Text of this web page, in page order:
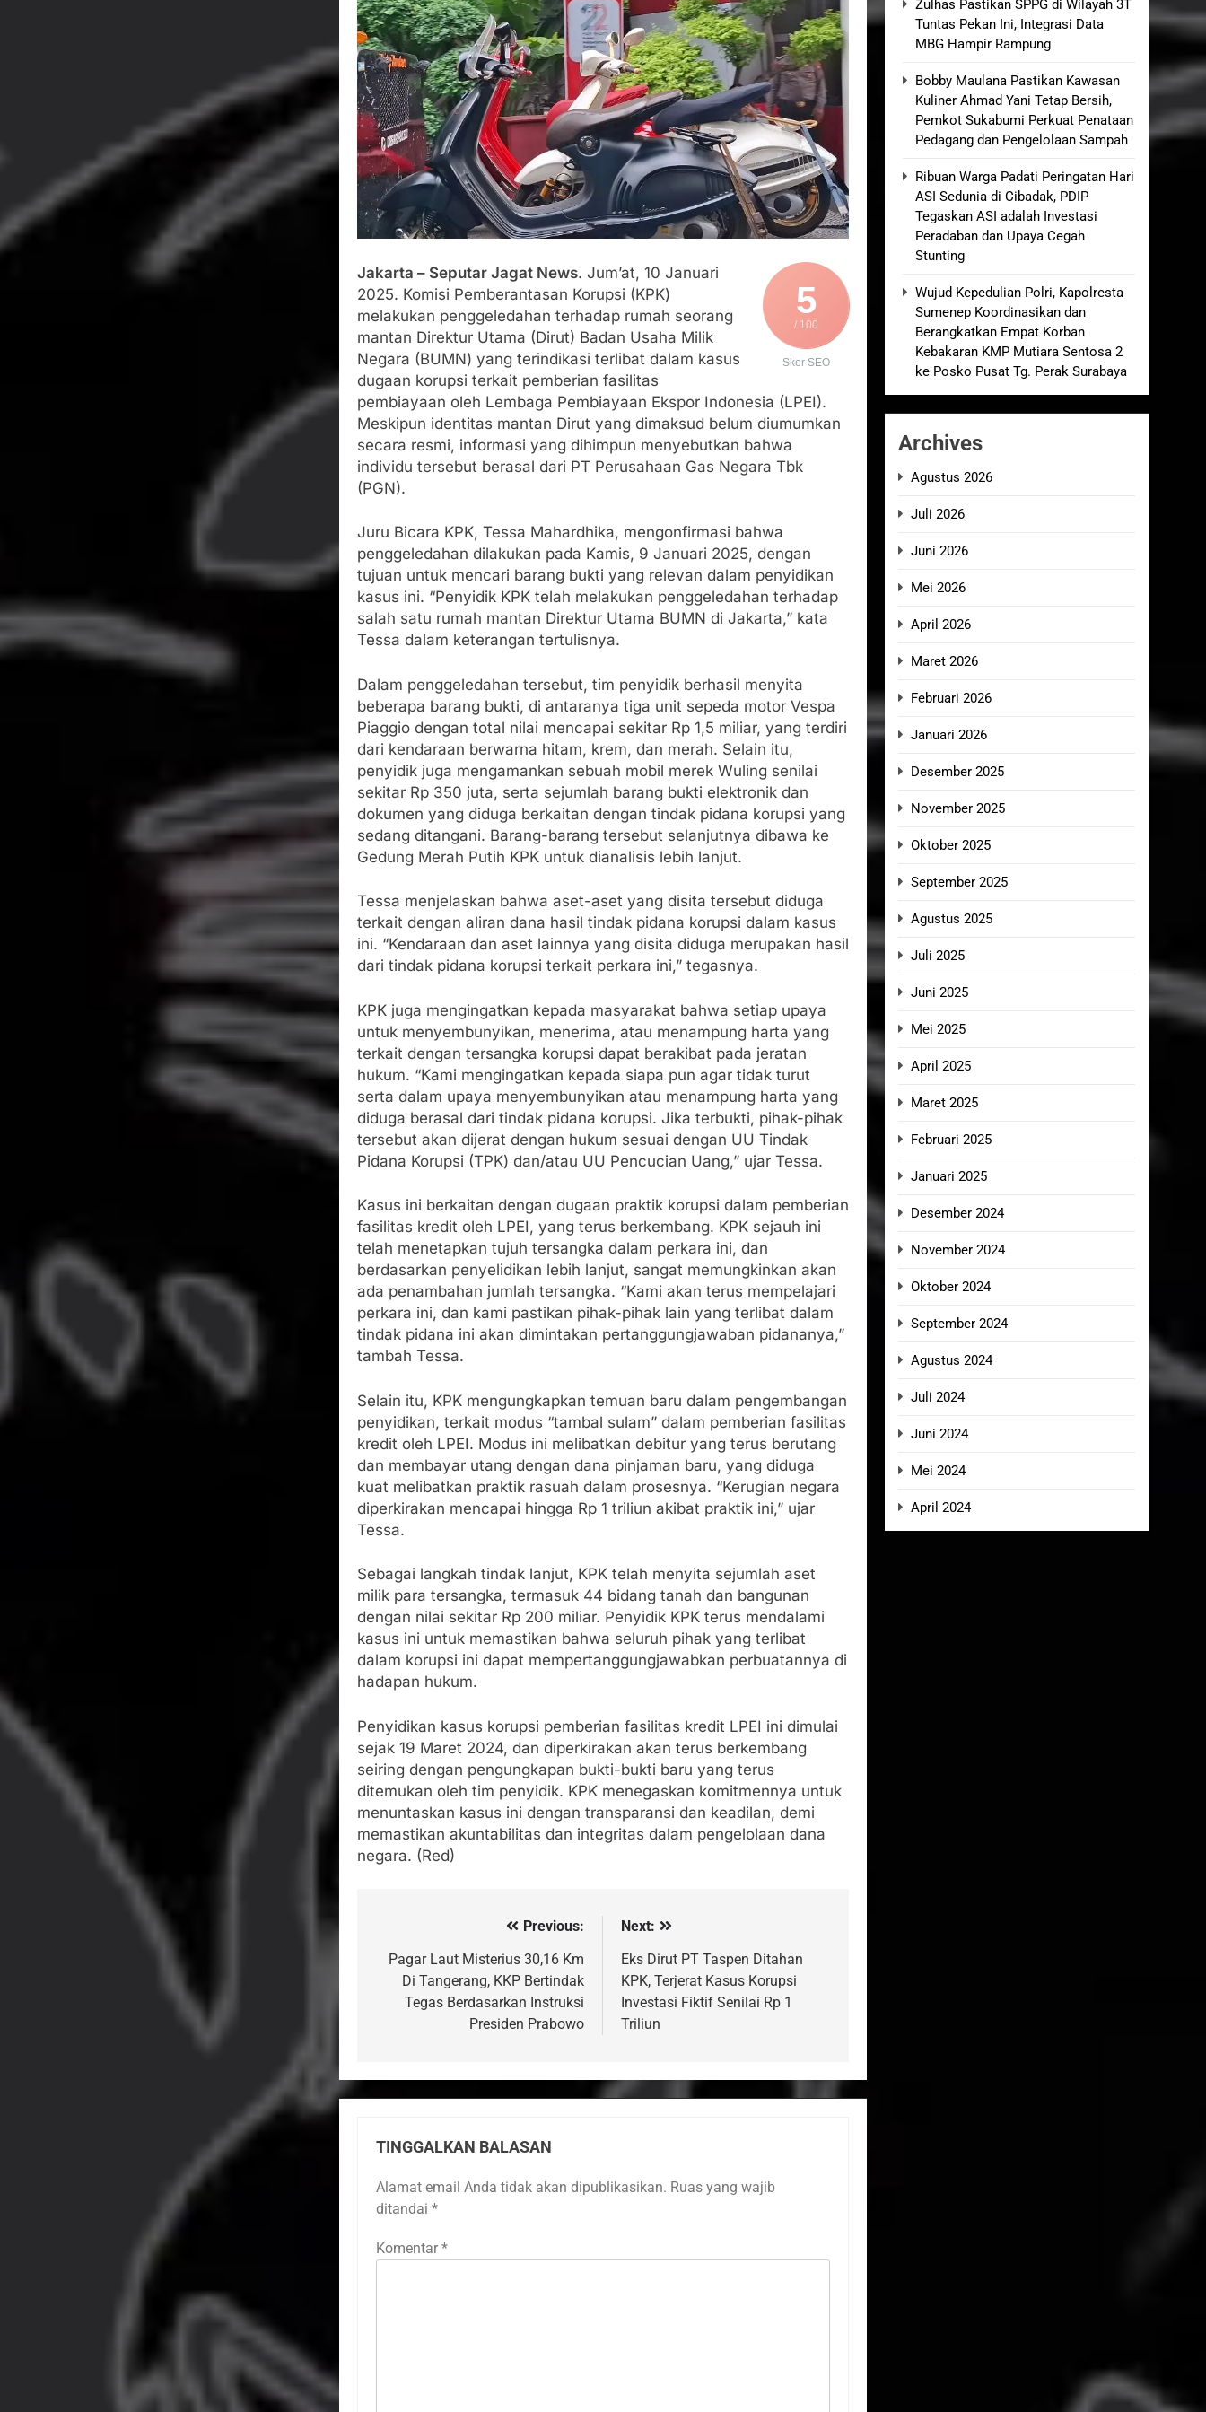
Agustus 4, 2026
Ketua Umum FSP Maritim Indonesia Bantah Isu Mogok Nasional TKBM: “Belum Ada Keputusan Resmi”
Agustus 3, 2026
Menjalin Harmoni di Tanah Sukaresmi: Kala Mina Padi, P2L, dan Gotong Royong Menggerakkan Ekonomi Desa
Agustus 3, 2026
Korban Tenggelam di Perairan Giligenting Ditemukan, Polisi Pastikan Penanganan Berjalan Sesuai Prosedur
Agustus 3, 2026
Kapolresta Sumenep Sambut Kedatangan Korban Evakuasi KM Mutiara Sentosa 2 di Pelabuhan Kalianget
Agustus 3, 2026
5
/ 100
Skor SEO
Jakarta – Seputar Jagat News. Jum’at, 10 Januari
2025. Komisi Pemberantasan Korupsi (KPK)
melakukan penggeledahan terhadap rumah seorang
mantan Direktur Utama (Dirut) Badan Usaha Milik
Negara (BUMN) yang terindikasi terlibat dalam kasus
dugaan korupsi terkait pemberian fasilitas
pembiayaan oleh Lembaga Pembiayaan Ekspor Indonesia (LPEI).
Meskipun identitas mantan Dirut yang dimaksud belum diumumkan
secara resmi, informasi yang dihimpun menyebutkan bahwa
individu tersebut berasal dari PT Perusahaan Gas Negara Tbk
(PGN).
Juru Bicara KPK, Tessa Mahardhika, mengonfirmasi bahwa
penggeledahan dilakukan pada Kamis, 9 Januari 2025, dengan
tujuan untuk mencari barang bukti yang relevan dalam penyidikan
kasus ini. “Penyidik KPK telah melakukan penggeledahan terhadap
salah satu rumah mantan Direktur Utama BUMN di Jakarta,” kata
Tessa dalam keterangan tertulisnya.
Dalam penggeledahan tersebut, tim penyidik berhasil menyita
beberapa barang bukti, di antaranya tiga unit sepeda motor Vespa
Piaggio dengan total nilai mencapai sekitar Rp 1,5 miliar, yang terdiri
dari kendaraan berwarna hitam, krem, dan merah. Selain itu,
penyidik juga mengamankan sebuah mobil merek Wuling senilai
sekitar Rp 350 juta, serta sejumlah barang bukti elektronik dan
dokumen yang diduga berkaitan dengan tindak pidana korupsi yang
sedang ditangani. Barang-barang tersebut selanjutnya dibawa ke
Gedung Merah Putih KPK untuk dianalisis lebih lanjut.
Tessa menjelaskan bahwa aset-aset yang disita tersebut diduga
terkait dengan aliran dana hasil tindak pidana korupsi dalam kasus
ini. “Kendaraan dan aset lainnya yang disita diduga merupakan hasil
dari tindak pidana korupsi terkait perkara ini,” tegasnya.
KPK juga mengingatkan kepada masyarakat bahwa setiap upaya
untuk menyembunyikan, menerima, atau menampung harta yang
terkait dengan tersangka korupsi dapat berakibat pada jeratan
hukum. “Kami mengingatkan kepada siapa pun agar tidak turut
serta dalam upaya menyembunyikan atau menampung harta yang
diduga berasal dari tindak pidana korupsi. Jika terbukti, pihak-pihak
tersebut akan dijerat dengan hukum sesuai dengan UU Tindak
Pidana Korupsi (TPK) dan/atau UU Pencucian Uang,” ujar Tessa.
Kasus ini berkaitan dengan dugaan praktik korupsi dalam pemberian
fasilitas kredit oleh LPEI, yang terus berkembang. KPK sejauh ini
telah menetapkan tujuh tersangka dalam perkara ini, dan
berdasarkan penyelidikan lebih lanjut, sangat memungkinkan akan
ada penambahan jumlah tersangka. “Kami akan terus mempelajari
perkara ini, dan kami pastikan pihak-pihak lain yang terlibat dalam
tindak pidana ini akan dimintakan pertanggungjawaban pidananya,”
tambah Tessa.
Selain itu, KPK mengungkapkan temuan baru dalam pengembangan
penyidikan, terkait modus “tambal sulam” dalam pemberian fasilitas
kredit oleh LPEI. Modus ini melibatkan debitur yang terus berutang
dan membayar utang dengan dana pinjaman baru, yang diduga
kuat melibatkan praktik rasuah dalam prosesnya. “Kerugian negara
diperkirakan mencapai hingga Rp 1 triliun akibat praktik ini,” ujar
Tessa.
Sebagai langkah tindak lanjut, KPK telah menyita sejumlah aset
milik para tersangka, termasuk 44 bidang tanah dan bangunan
dengan nilai sekitar Rp 200 miliar. Penyidik KPK terus mendalami
kasus ini untuk memastikan bahwa seluruh pihak yang terlibat
dalam korupsi ini dapat mempertanggungjawabkan perbuatannya di
hadapan hukum.
Penyidikan kasus korupsi pemberian fasilitas kredit LPEI ini dimulai
sejak 19 Maret 2024, dan diperkirakan akan terus berkembang
seiring dengan pengungkapan bukti-bukti baru yang terus
ditemukan oleh tim penyidik. KPK menegaskan komitmennya untuk
menuntaskan kasus ini dengan transparansi dan keadilan, demi
memastikan akuntabilitas dan integritas dalam pengelolaan dana
negara. (Red)
pos
Previous:
Pagar Laut Misterius 30,16 Km
Di Tangerang, KKP Bertindak
Tegas Berdasarkan Instruksi
Presiden Prabowo
Next:
Eks Dirut PT Taspen Ditahan
KPK, Terjerat Kasus Korupsi
Investasi Fiktif Senilai Rp 1
Triliun
TINGGALKAN BALASAN
Alamat email Anda tidak akan dipublikasikan. Ruas yang wajib
ditandai *
Komentar *
Zulhas Pastikan SPPG di Wilayah 3T
Tuntas Pekan Ini, Integrasi Data
MBG Hampir Rampung
Bobby Maulana Pastikan Kawasan
Kuliner Ahmad Yani Tetap Bersih,
Pemkot Sukabumi Perkuat Penataan
Pedagang dan Pengelolaan Sampah
Ribuan Warga Padati Peringatan Hari
ASI Sedunia di Cibadak, PDIP
Tegaskan ASI adalah Investasi
Peradaban dan Upaya Cegah
Stunting
Wujud Kepedulian Polri, Kapolresta
Sumenep Koordinasikan dan
Berangkatkan Empat Korban
Kebakaran KMP Mutiara Sentosa 2
ke Posko Pusat Tg. Perak Surabaya
Archives
Agustus 2026
Juli 2026
Juni 2026
Mei 2026
April 2026
Maret 2026
Februari 2026
Januari 2026
Desember 2025
November 2025
Oktober 2025
September 2025
Agustus 2025
Juli 2025
Juni 2025
Mei 2025
April 2025
Maret 2025
Februari 2025
Januari 2025
Desember 2024
November 2024
Oktober 2024
September 2024
Agustus 2024
Juli 2024
Juni 2024
Mei 2024
April 2024